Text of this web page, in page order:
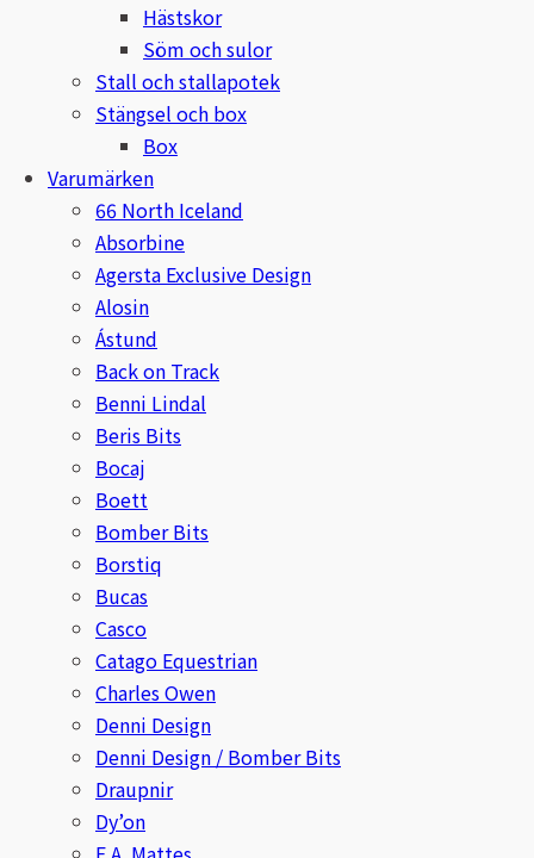
Hästskor
Söm och sulor
Stall och stallapotek
Stängsel och box
Box
Varumärken
66 North Iceland
Absorbine
Agersta Exclusive Design
Alosin
Ástund
Back on Track
Benni Lindal
Beris Bits
Bocaj
Boett
Bomber Bits
Borstiq
Bucas
Casco
Catago Equestrian
Charles Owen
Denni Design
Denni Design / Bomber Bits
Draupnir
Dy’on
Natur & Kultur bokförlag
Nyttorp
Pharmakas
Pikeur
Prestige
Professional’s Choice
Protector
Redback
Roeckl
Safehorse of Sweden
Saltverk
Sigga Ævars